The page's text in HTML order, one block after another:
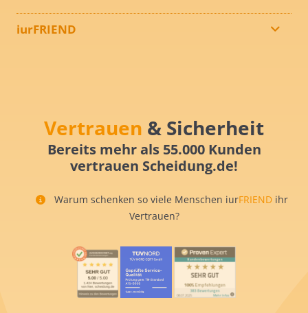
iurFRIEND
Vertrauen & Sicherheit
Bereits mehr als 55.000 Kunden
vertrauen Scheidung.de!
Warum schenken so viele Menschen iurFRIEND ihr
Vertrauen?